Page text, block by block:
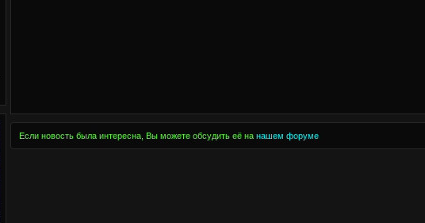
Если новость была интересна, Вы можете обсудить её на нашем форуме